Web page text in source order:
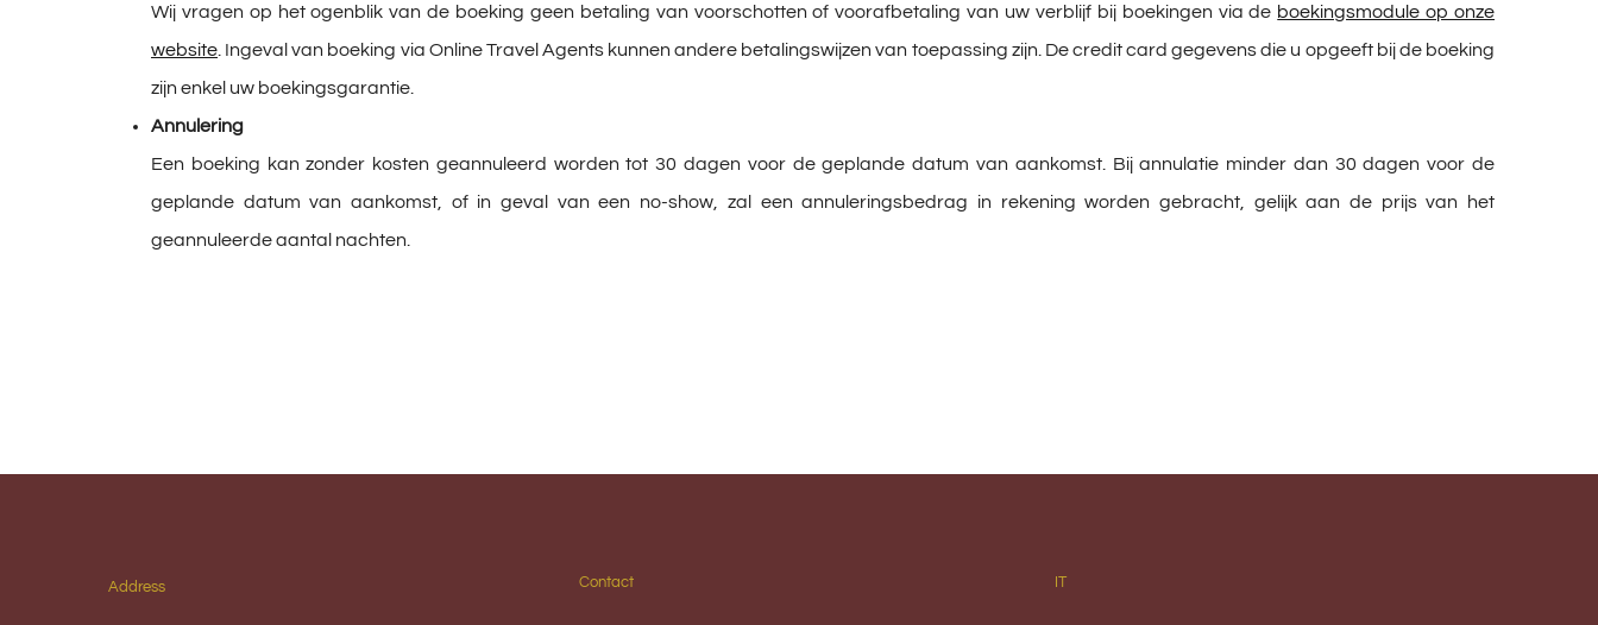
Wij vragen op het ogenblik van de boeking geen betaling van voorschotten of voorafbetaling van uw verblijf bij boekingen via de boekingsmodule op onze
website . Ingeval van boeking via Online Travel Agents kunnen andere betalingswijzen van toepassing zijn. De credit card gegevens die u opgeeft bij de boeking
zijn enkel uw boekingsgarantie.
Annulering
Een boeking kan zonder kosten geannuleerd worden tot 30 dagen voor de geplande datum van aankomst. Bij annulatie minder dan 30 dagen voor de
geplande datum van aankomst, of in geval van een no-show, zal een annuleringsbedrag in rekening worden gebracht, gelijk aan de prijs van het
geannuleerde aantal nachten.
Address Contact IT